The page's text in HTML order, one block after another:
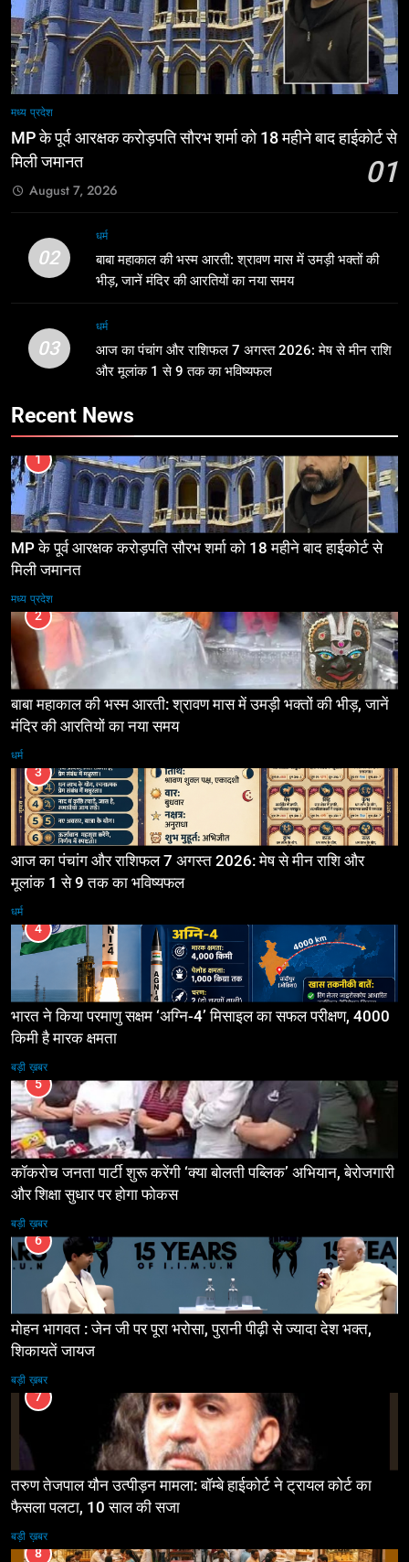
मध्य प्रदेश
MP के पूर्व आरक्षक करोड़पति सौरभ शर्मा को 18 महीने बाद हाईकोर्ट से
मिली जमानत
01
August 7, 2026
02
धर्म
बाबा महाकाल की भस्म आरती: श्रावण मास में उमड़ी भक्तों की
भीड़, जानें मंदिर की आरतियों का नया समय
03
धर्म
आज का पंचांग और राशिफल 7 अगस्त 2026: मेष से मीन राशि
और मूलांक 1 से 9 तक का भविष्यफल
Recent News
1
MP के पूर्व आरक्षक करोड़पति सौरभ शर्मा को 18 महीने बाद हाईकोर्ट से
मिली जमानत
मध्य प्रदेश
2
बाबा महाकाल की भस्म आरती: श्रावण मास में उमड़ी भक्तों की भीड़, जानें
मंदिर की आरतियों का नया समय
धर्म
3
आज का पंचांग और राशिफल 7 अगस्त 2026: मेष से मीन राशि और
मूलांक 1 से 9 तक का भविष्यफल
धर्म
4
भारत ने किया परमाणु सक्षम ‘अग्नि-4’ मिसाइल का सफल परीक्षण, 4000
किमी है मारक क्षमता
बड़ी ख़बर
5
कॉकरोच जनता पार्टी शुरू करेंगी ‘क्या बोलती पब्लिक’ अभियान, बेरोजगारी
और शिक्षा सुधार पर होगा फोकस
बड़ी ख़बर
6
मोहन भागवत : जेन जी पर पूरा भरोसा, पुरानी पीढ़ी से ज्यादा देश भक्त,
शिकायतें जायज
बड़ी ख़बर
7
तरुण तेजपाल यौन उत्पीड़न मामला: बॉम्बे हाईकोर्ट ने ट्रायल कोर्ट का
फैसला पलटा, 10 साल की सजा
बड़ी ख़बर
8